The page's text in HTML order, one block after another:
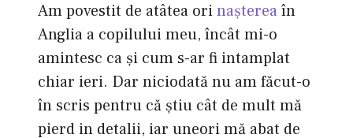
Am povestit de atâtea orinaşterea în
Anglia a copilului meu, încât mi-o
amintesc ca şi cum s-ar fi intamplat
chiar ieri. Dar niciodată nu am făcut-o
în scris pentru că ştiu cât de mult mă
pierd in detalii, iar uneori mă abat de